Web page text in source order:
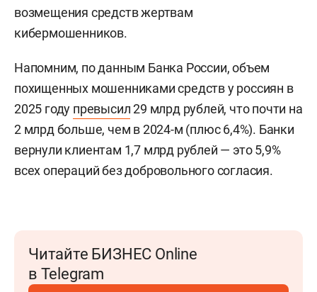
возмещения средств жертвам
кибермошенников.
Напомним, по данным Банка России, объем
похищенных мошенниками средств у россиян в
2025 году превысил29 млрд рублей, что почти на
2 млрд больше, чем в 2024-м (плюс 6,4%). Банки
вернули клиентам 1,7 млрд рублей — это 5,9%
всех операций без добровольного согласия.
Читайте БИЗНЕС Online
в Telegram